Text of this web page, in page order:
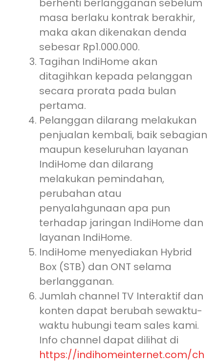
berhenti berlangganan sebelum
masa berlaku kontrak berakhir,
maka akan dikenakan denda
sebesar Rp1.000.000.
Tagihan IndiHome akan
ditagihkan kepada pelanggan
secara prorata pada bulan
pertama.
Pelanggan dilarang melakukan
penjualan kembali, baik sebagian
maupun keseluruhan layanan
IndiHome dan dilarang
melakukan pemindahan,
perubahan atau
penyalahgunaan apa pun
terhadap jaringan IndiHome dan
layanan IndiHome.
IndiHome menyediakan Hybrid
Box (STB) dan ONT selama
berlangganan.
Jumlah channel TV Interaktif dan
konten dapat berubah sewaktu-
waktu hubungi team sales kami.
Info channel dapat dilihat di
https://indihomeinternet.com/ch